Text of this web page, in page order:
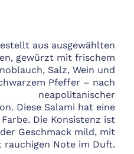
aus ausgewählten
gewürzt mit frischem
Salz, Wein und
Pfeffer – nach
neapolitanischer
Diese Salami hat eine
Die Konsistenz ist
Geschmack mild, mit
rauchigen Note im Duft.